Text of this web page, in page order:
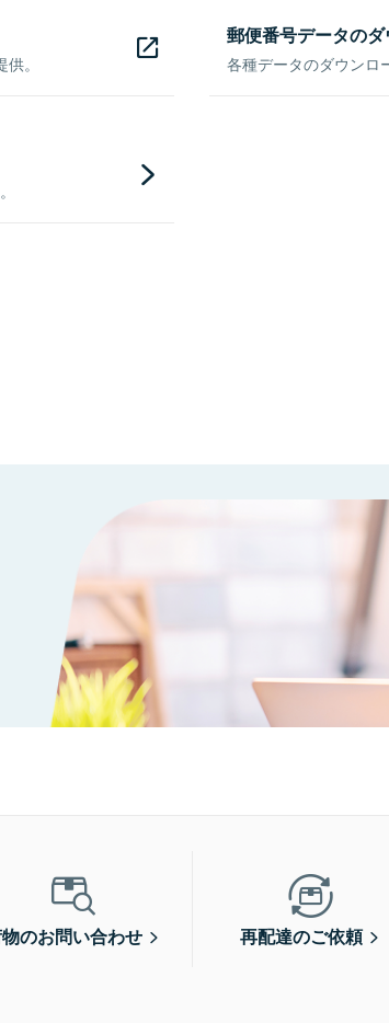
。
郵便番号データの
各種データのダウンロ
のお問い合わせ 再配達のご依頼